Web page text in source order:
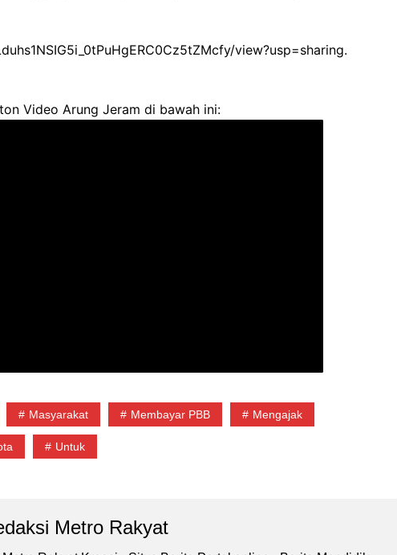
view?usp=sharing.
Video Arung Jeram di bawah ini:
Masyarakat Membayar PBB Mengajak
Untuk
Metro Rakyat